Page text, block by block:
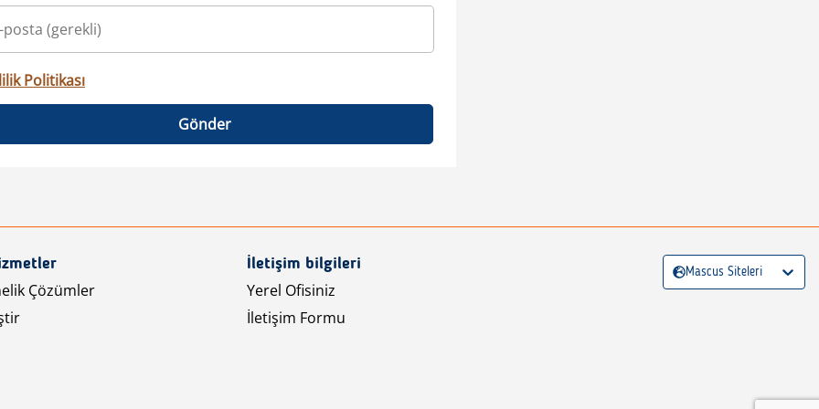
Politikası
Gönder
Çözümler
İletişim bilgileri
Yerel Ofisiniz
İletişim Formu
Mascus Siteleri